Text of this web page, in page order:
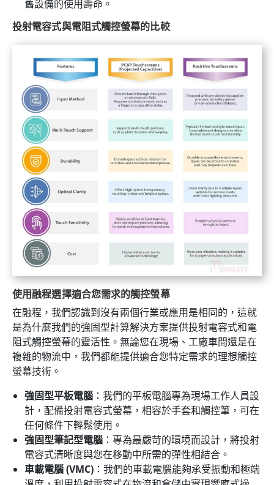
舊設備的使用壽命。
投射電容式與電阻式觸控螢幕的比較
使用融程選擇適合您需求的觸控螢幕
在融程，我們認識到沒有兩個行業或應用是相同的，這就
是為什麼我們的強固型計算解決方案提供投射電容式和電
阻式觸控螢幕的靈活性。無論您在現場、工廠車間還是在
複雜的物流中，我們都能提供適合您特定需求的理想觸控
螢幕技術。
強固型平板電腦 ：我們的平板電腦專為現場工作人員設
計，配備投射電容式螢幕，相容於手套和觸控筆，可在
任何條件下輕鬆使用。
強固型筆記型電腦 ：專為最嚴苛的環境而設計，將投射
電容式清晰度與您在移動中所需的彈性相結合。
車載電腦 (VMC) ：我們的車載電腦能夠承受振動和極端